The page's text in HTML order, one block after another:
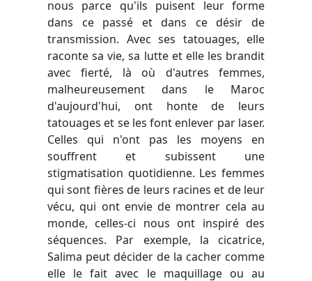
nous parce qu'ils puisent leur forme
dans ce passé et dans ce désir de
transmission. Avec ses tatouages, elle
raconte sa vie, sa lutte et elle les brandit
avec fierté, là où d'autres femmes,
malheureusement dans le Maroc
d'aujourd'hui, ont honte de leurs
tatouages et se les font enlever par laser.
Celles qui n'ont pas les moyens en
souffrent et subissent une
stigmatisation quotidienne. Les femmes
qui sont fières de leurs racines et de leur
vécu, qui ont envie de montrer cela au
monde, celles-ci nous ont inspiré des
séquences. Par exemple, la cicatrice,
Salima peut décider de la cacher comme
elle le fait avec le maquillage ou au